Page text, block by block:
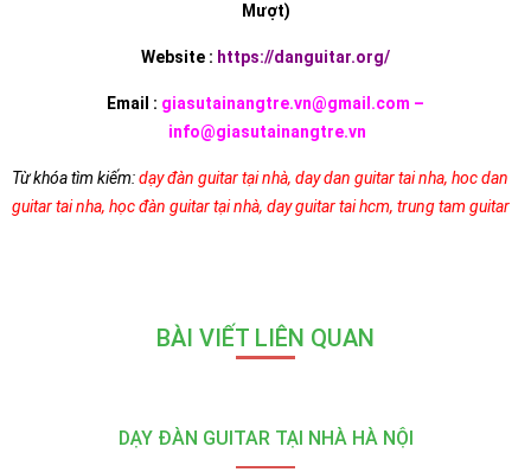
Mượt)
Website : https://danguitar.org/
Email : giasutainangtre.vn@gmail.com –
info@giasutainangtre.vn
Từ khóa tìm kiếm:dạy đàn guitar tại nhà, day dan guitar tai nha, hoc dan
guitar tai nha, học đàn guitar tại nhà, day guitar tai hcm, trung tam guitar
BÀI VIẾT LIÊN QUAN
DẠY ĐÀN GUITAR TẠI NHÀ HÀ NỘI